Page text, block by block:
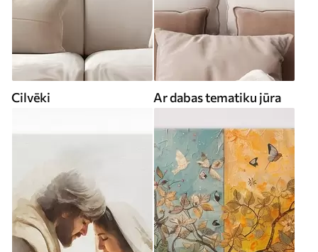
Cilvēki Ar dabas tematiku jūra